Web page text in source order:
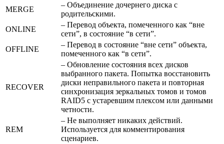
MERGE
– Объединение дочернего диска с
родительскими.
ONLINE
– Перевод объекта, помеченного как “вне
сети”, в состояние “в сети”.
OFFLINE
– Перевод в состояние “вне сети” объекта,
помеченного как “в сети”.
RECOVER
– Обновление состояния всех дисков
выбранного пакета. Попытка восстановить
диски неправильного пакета и повторная
синхронизация зеркальных томов и томов
RAID5 с устаревшим плексом или данными
четности.
REM
– Не выполняет никаких действий.
Используется для комментирования
сценариев.